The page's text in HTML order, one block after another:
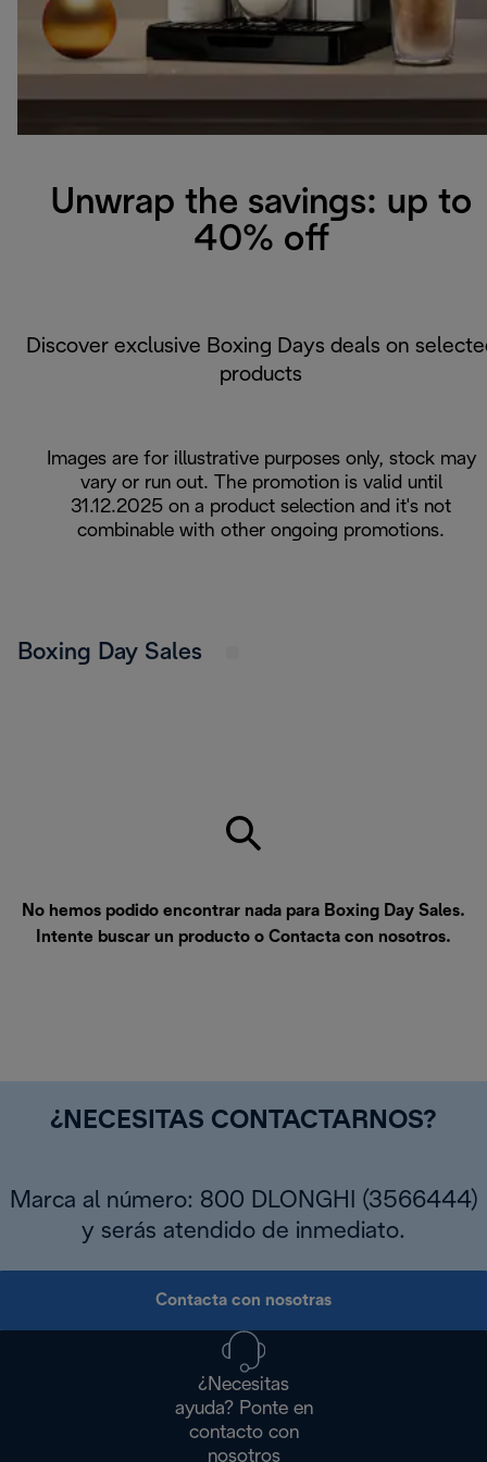
Unwrap the savings: up to
40% off
Discover exclusive Boxing Days deals on
products
Images are for illustrative purposes only, stock may
vary or run out. The promotion is valid until
31.12.2025 on a product selection and it's not
combinable with other ongoing promotions.
Boxing Day Sales
No hemos podido encontrar nada para Boxing Day Sales.
Intente buscar un producto o Contacta con nosotros.
¿NECESITAS CONTACTARNOS?
Marca al número: 800 DLONGHI (3566444)
y serás atendido de inmediato.
Contacta con nosotras
¿Necesitas
ayuda? Ponte en
contacto con
nosotros